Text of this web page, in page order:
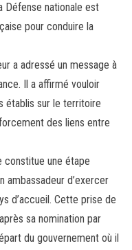
Défense nationale est
pour conduire la
a adressé un message à
Il a affirmé vouloir
établis sur le territoire
des liens entre
une étape
ambassadeur d’exercer
d’accueil. Cette prise de
sa nomination par
du gouvernement où il